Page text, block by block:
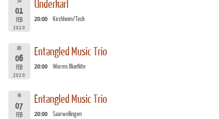
01
FEB
2020
Underkarl
20:00 Kirchheim/Teck
DO
06
FEB
2020
Entangled Music Trio
20:00 Worms BlueNite
FR
07
FEB
Entangled Music Trio
20:00 Saarwellingen